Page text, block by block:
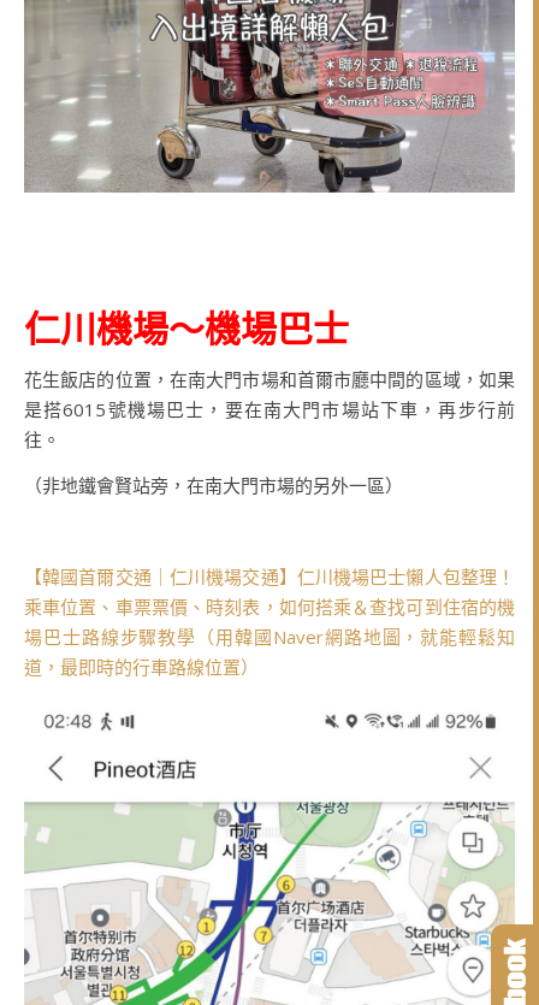
仁川機場～機場巴士
花生飯店的位置，在南大門市場和首爾市廳中間的區域，如果
是搭6015號機場巴士，要在南大門市場站下車，再步行前
往。
（非地鐵會賢站旁，在南大門市場的另外一區）
【韓國首爾交通｜仁川機場交通】仁川機場巴士懶人包整理！
乘車位置、車票票價、時刻表，如何搭乘＆查找可到住宿的機
場巴士路線步驟教學（用韓國Naver網路地圖，就能輕鬆知
道，最即時的行車路線位置）